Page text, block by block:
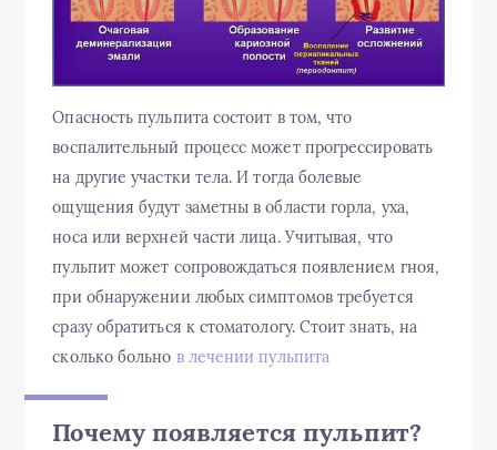
Опасность пульпита состоит в том, что
воспалительный процесс может прогрессировать
на другие участки тела. И тогда болевые
ощущения будут заметны в области горла, уха,
носа или верхней части лица. Учитывая, что
пульпит может сопровождаться появлением гноя,
при обнаружении любых симптомов требуется
сразу обратиться к стоматологу. Стоит знать, на
сколько больно в лечении пульпита
Почему появляется пульпит?